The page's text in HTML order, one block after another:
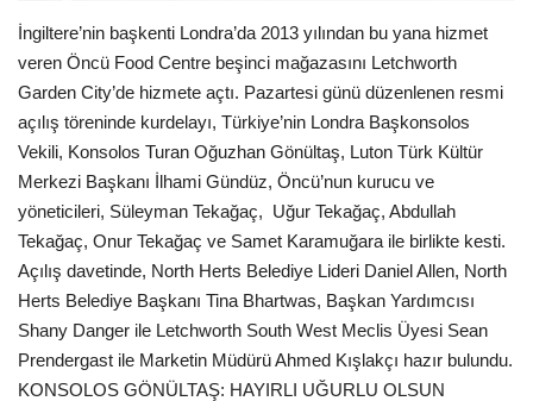
Videolar
İş & Ekonomi
Pazaryeri
Kültür - Sanat
Firma Rehberi
Restoranlar
İngiltere’nin başkenti Londra’da 2013 yılından bu yana hizmet
veren Öncü Food Centre beşinci mağazasını Letchworth
Garden City’de hizmete açtı. Pazartesi günü düzenlenen resmi
açılış töreninde kurdelayı, Türkiye’nin Londra Başkonsolos
Vekili, Konsolos Turan Oğuzhan Gönültaş, Luton Türk Kültür
Merkezi Başkanı İlhami Gündüz, Öncü’nun kurucu ve
yöneticileri, Süleyman Tekağaç, Uğur Tekağaç, Abdullah
Tekağaç, Onur Tekağaç ve Samet Karamuğara ile birlikte kesti.
Açılış davetinde, North Herts Belediye Lideri Daniel Allen, North
Herts Belediye Başkanı Tina Bhartwas, Başkan Yardımcısı
Shany Danger ile Letchworth South West Meclis Üyesi Sean
Prendergast ile Marketin Müdürü Ahmed Kışlakçı hazır bulundu.
KONSOLOS GÖNÜLTAŞ: HAYIRLI UĞURLU OLSUN